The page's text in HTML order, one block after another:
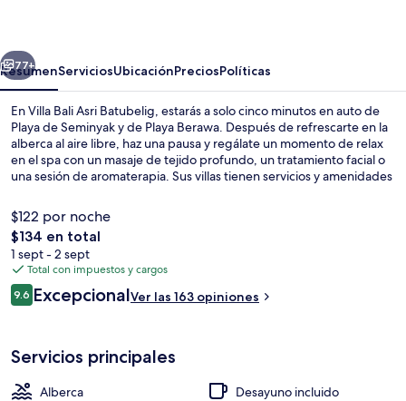
Siguiente
77+
ResumenServiciosUbicaciónPreciosPolíticas
En Villa Bali Asri Batubelig, estarás a solo cinco minutos en auto de
Playa de Seminyak y de Playa Berawa. Después de refrescarte en la
alberca al aire libre, haz una pausa y regálate un momento de relax
en el spa con un masaje de tejido profundo, un tratamiento facial o
una sesión de aromaterapia. Sus villas tienen servicios y amenidades
alberca privada e incluso televisión LED. A otros visitantes les
encanta el personal amable.
$122 por noche
El
precio
total
es
de
$134 en total
1 sept - 2 sept
Total con impuestos y cargos
Opiniones
9.69.6 de 10,
ExcepcionalVer las 163 opiniones
Servicios principales
Alberca
Desayuno incluido